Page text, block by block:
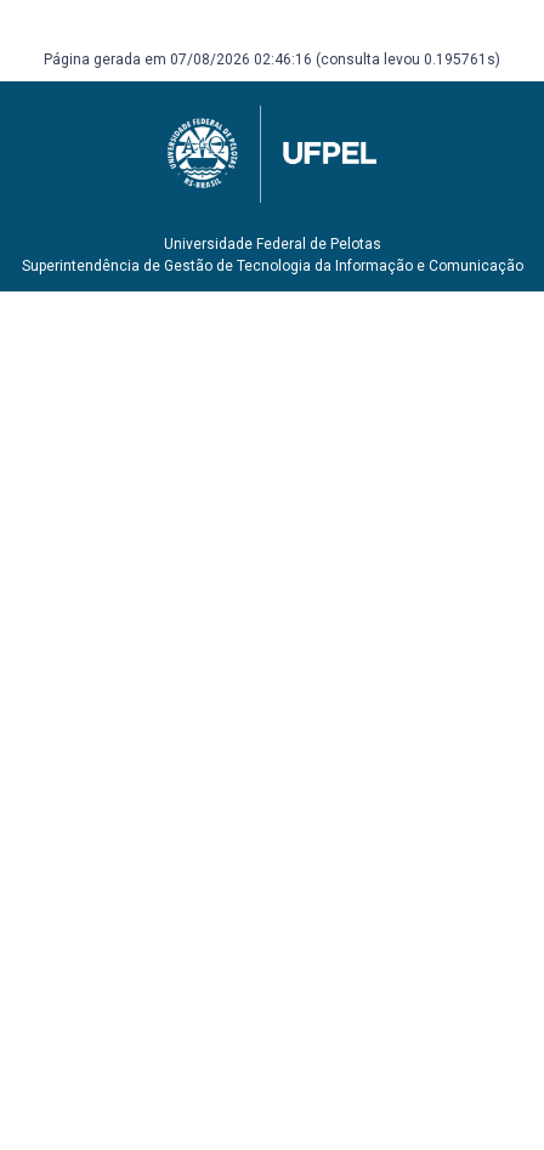
Página gerada em 07/08/2026 02:46:16 (consulta levou 0.195761s)
Universidade Federal de Pelotas
Superintendência de Gestão de Tecnologia da Informação e Comunicação